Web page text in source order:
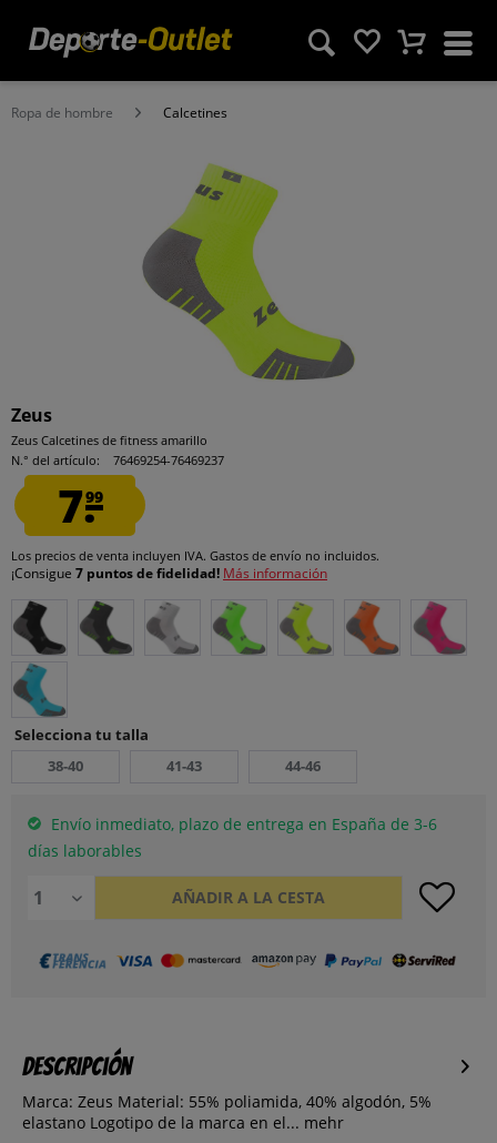
Ropa de hombre Calcetines
Zeus
Zeus Calcetines de fitness amarillo
N.° del artículo:
76469254-76469237
7.99
Los precios de venta incluyen IVA. Gastos de envío no incluidos.
¡Consigue 7 puntos de fidelidad! Más información
Selecciona tu talla
38-40
41-43 44-46
Envío inmediato, plazo de entrega en España de 3-6
días laborables
AÑADIR A LA CESTA
Descripción
Marca: Zeus Material: 55% poliamida, 40% algodón, 5%
elastano Logotipo de la marca en el... mehr